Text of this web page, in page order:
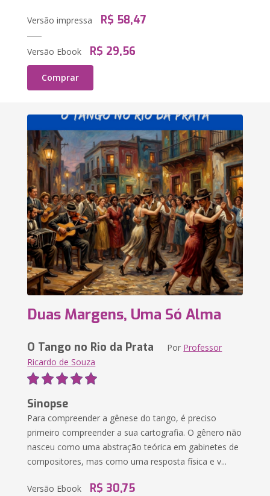
Versão impressa R$ 58,47
Versão Ebook R$ 29,56
Comprar
Duas Margens, Uma Só Alma
O Tango no Rio da Prata Por Professor
Ricardo de Souza
Sinopse
Para compreender a gênese do tango, é preciso
primeiro compreender a sua cartografia. O gênero não
nasceu como uma abstração teórica em gabinetes de
compositores, mas como uma resposta física e v...
Versão Ebook R$ 30,75